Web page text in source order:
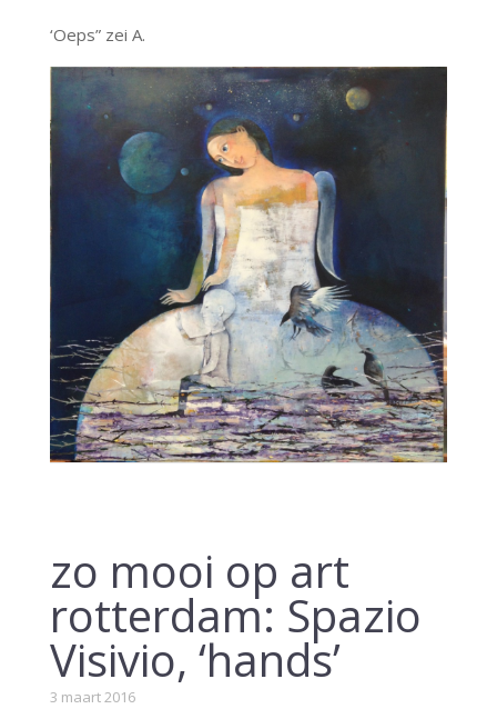
‘Oeps” zei A.
zo mooi op art
rotterdam: Spazio
Visivio, ‘hands’
3 maart 2016